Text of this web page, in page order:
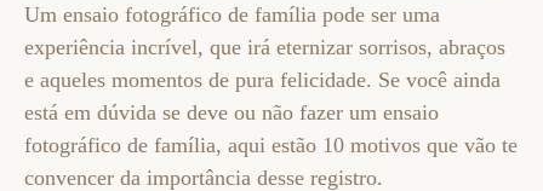
Um ensaio fotográfico de família pode ser uma
experiência incrível, que irá eternizar sorrisos, abraços
e aqueles momentos de pura felicidade. Se você ainda
está em dúvida se deve ou não fazer um ensaio
fotográfico de família, aqui estão 10 motivos que vão te
convencer da importância desse registro.